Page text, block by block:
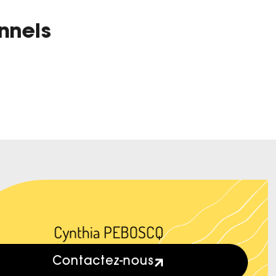
Cynthia PEBOSCQ
Contactez-nous